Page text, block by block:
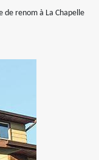
de renom à La Chapelle